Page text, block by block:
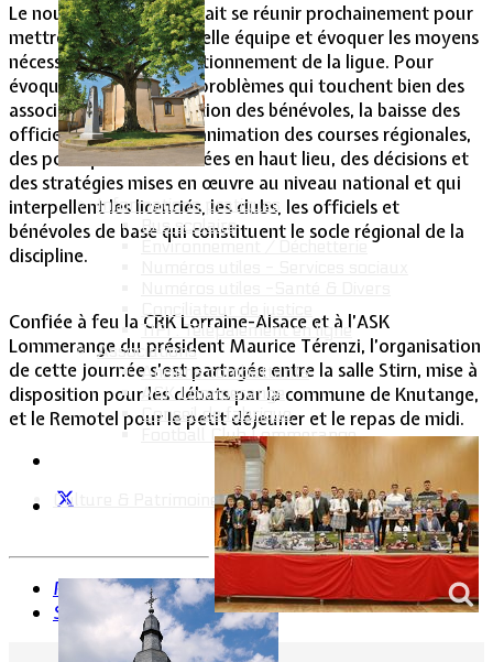
Informations pratiques
Bus scolaire
Environnement / Déchetterie
TIPI : Télépaiement en ligne
Associations
Anciens combattants
ASK Lommerange
Conseil de fabrique
Football Club Lommerange
Culture & Patrimoine
Le nouveau comité devrait se réunir prochainement pour
mettre en place la nouvelle équipe et évoquer les moyens
nécessaires au bon fonctionnement de la ligue. Pour
évoquer également les problèmes qui touchent bien des
associations : la raréfaction des bénévoles, la baisse des
officiels nécessaires à l’animation des courses régionales,
des politiques déterminées en haut lieu, des décisions et
des stratégies mises en œuvre au niveau national et qui
interpellent les licenciés, les clubs, les officiels et
bénévoles de base qui constituent le socle régional de la
discipline.
Confiée à feu la CRK Lorraine-Alsace et à l’ASK
Lommerange du président Maurice Térenzi, l’organisation
de cette journée s’est partagée entre la salle Stirn, mise à
disposition pour les débats par la commune de Knutange,
et le Remotel pour le petit déjeuner et le repas de midi.
Précédent
Suivant